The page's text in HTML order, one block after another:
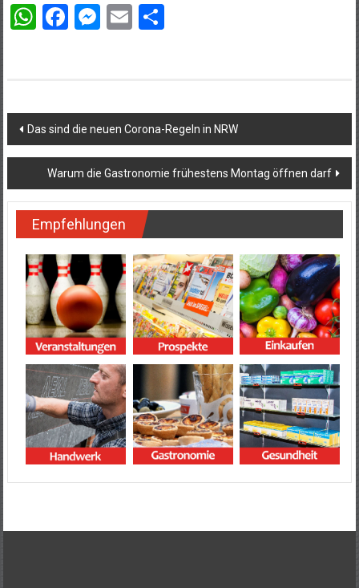
WhatsApp
Facebook
Messenger
EmailTeilen
Beitragsnavigation
Das sind die neuen Corona-Regeln in NRW
Warum die Gastronomie frühestens Montag öffnen darf
Empfehlungen